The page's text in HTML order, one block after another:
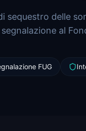
sequestro delle
segnalazione al
FUG